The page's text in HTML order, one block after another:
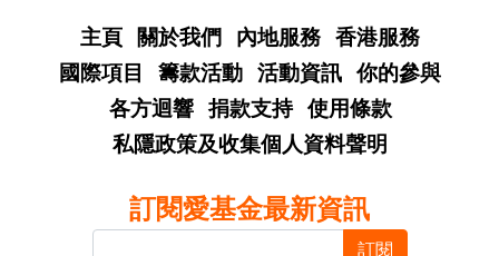
主頁 關於我們 內地服務
香港服務
國際項目
籌款活動 活動資訊
你的參與
各方迴響
捐款支持
使用條款
私隱政策及收集個人資料聲明
訂閱愛基金最新資訊
訂閱